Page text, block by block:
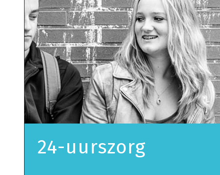
24-uurszorg